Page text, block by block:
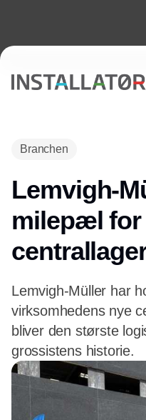
Branchen
Lemvigh-
milepæl for
Lemvigh-Müller har
virksomhedens nye
bliver den største
grossistens historie.